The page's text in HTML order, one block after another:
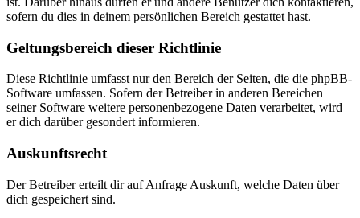
sofern du dies in deinem persönlichen Bereich gestattet hast.
Geltungsbereich dieser Richtlinie
Diese Richtlinie umfasst nur den Bereich der Seiten, die die phpBB-
Software umfassen. Sofern der Betreiber in anderen Bereichen
seiner Software weitere personenbezogene Daten verarbeitet, wird
er dich darüber gesondert informieren.
Auskunftsrecht
Der Betreiber erteilt dir auf Anfrage Auskunft, welche Daten über
dich gespeichert sind.